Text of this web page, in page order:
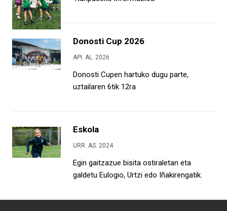
Donosti Cup 2026
API. AL. 2026
Donosti Cupen hartuko dugu parte,
uztailaren 6tik 12ra
Eskola
URR. AS. 2024
Egin gaitzazue bisita ostiraletan eta
galdetu Eulogio, Urtzi edo Iñakirengatik.